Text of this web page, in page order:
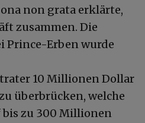
non grata erklärte,
zusammen. Die
Prince-Erben wurde
10 Millionen Dollar
überbrücken, welche
bis zu 300 Millionen